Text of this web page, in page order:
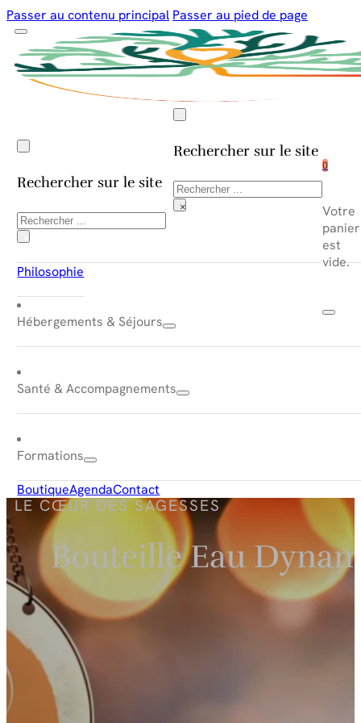
Passer au contenu principal Passer au pied de page
Rechercher sur le site
Rechercher
×
0
Votre
panier
est
vide.
Rechercher sur le site
Rechercher
×
Philosophie
Hébergements & Séjours
Santé & Accompagnements
Formations
BoutiqueAgendaContact
LE CŒUR DES SAGESSES
Bouteille Eau